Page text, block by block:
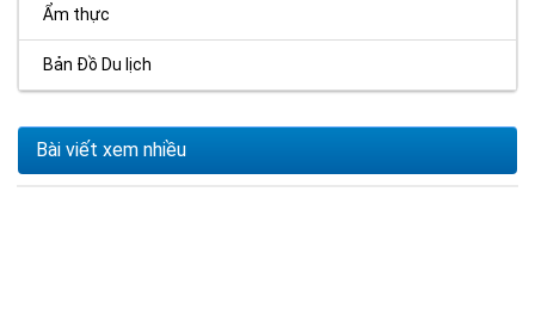
Ẩm thực
Bản Đồ Du lịch
Bài viết xem nhiều